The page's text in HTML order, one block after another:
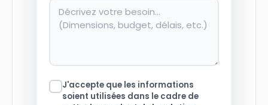
J'accepte que les informations
soient utilisées dans le cadre de